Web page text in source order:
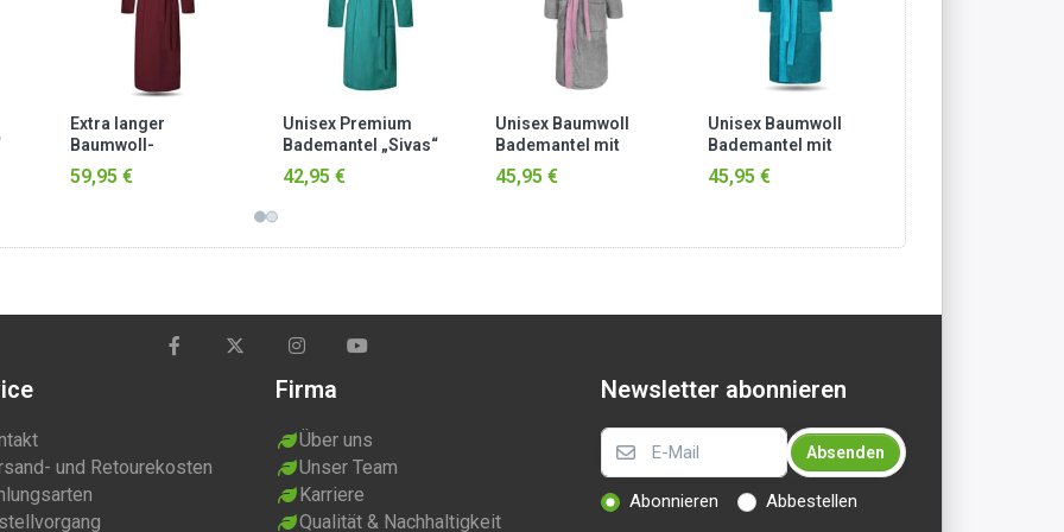
Extra langer
Baumwoll-
Bademantel „Lola“
aus 100 % Baumwolle
59,95 €
Unisex Premium
Bademantel „Sivas“
aus Frottee - OEKO-
TEX® 100 Petrol
42,95 €
Unisex Baumwoll
Bademantel mit
Kapuze „Izmit“
Grau/Rosa
45,95 €
Unisex Baumwoll
Bademantel mit
Kapuze „Izmit“
Petrol/Türkis
45,95 €
und Retourekosten
Firma
Über uns
Unser Team
Karriere
Qualität & Nachhaltigkeit
Newsletter abonnieren
Absenden
Abonnieren Abbestellen